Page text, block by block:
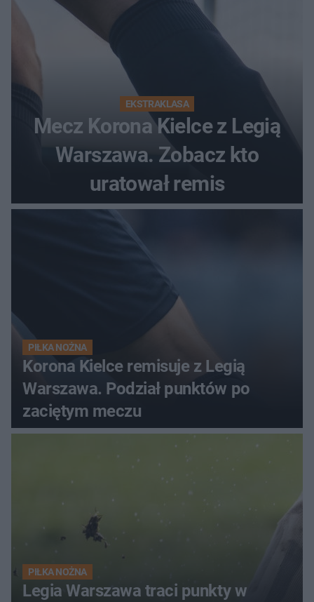
EKSTRAKLASA
Mecz Korona Kielce z Legią
Warszawa. Zobacz kto
uratował remis
PIŁKA NOŻNA
Korona Kielce remisuje z Legią
Warszawa. Podział punktów po
zaciętym meczu
PIŁKA NOŻNA
Legia Warszawa traci punkty w